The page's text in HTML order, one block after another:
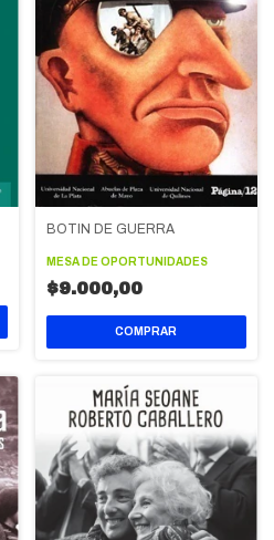
BOTIN DE GUERRA
MESA DE OPORTUNIDADES
$9.000,00